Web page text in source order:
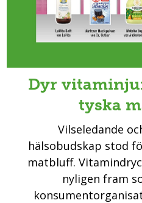
Dyr
tyska
Vilseledande
hälsobudskap stod
matbluff.
nyligen fram